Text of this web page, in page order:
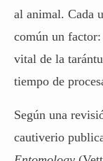
al animal. Cada
común un
vital de la
tiempo de
Según una
cautiverio